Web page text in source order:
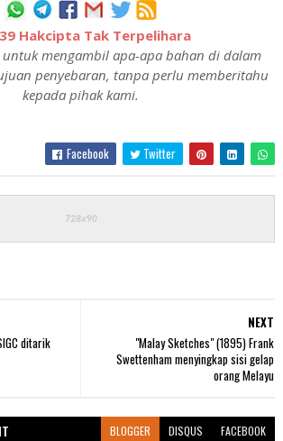
Hakcipta Tak Terpelihara
untuk mengambil apa-apa bahan di dalam
penyebaran, tanpa perlu memberitahu
kepada pihak kami.
Facebook Twitter
NEXT
"Malay Sketches" (1895) Frank
Swettenham menyingkap sisi gelap
orang Melayu
ditarik
BLOGGER DISQUS FACEBOOK